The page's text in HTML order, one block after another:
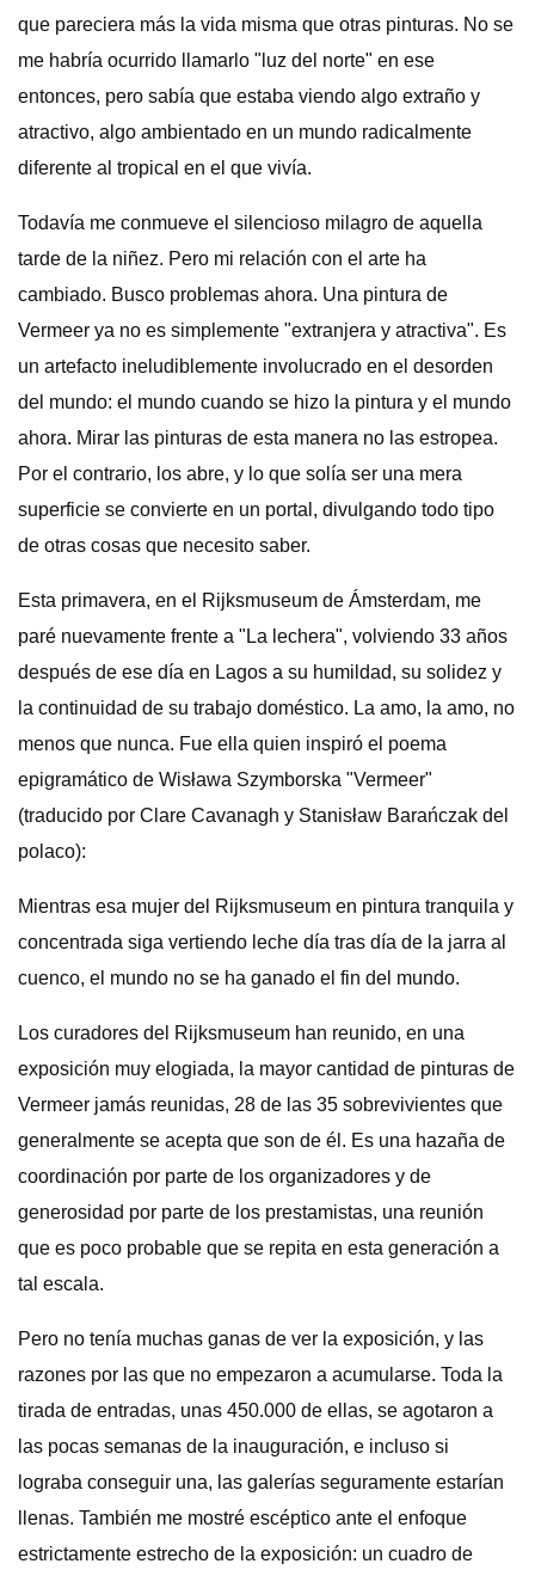
que pareciera más la vida misma que otras pinturas. No se
me habría ocurrido llamarlo "luz del norte" en ese
entonces, pero sabía que estaba viendo algo extraño y
atractivo, algo ambientado en un mundo radicalmente
diferente al tropical en el que vivía.
Todavía me conmueve el silencioso milagro de aquella
tarde de la niñez. Pero mi relación con el arte ha
cambiado. Busco problemas ahora. Una pintura de
Vermeer ya no es simplemente "extranjera y atractiva". Es
un artefacto ineludiblemente involucrado en el desorden
del mundo: el mundo cuando se hizo la pintura y el mundo
ahora. Mirar las pinturas de esta manera no las estropea.
Por el contrario, los abre, y lo que solía ser una mera
superficie se convierte en un portal, divulgando todo tipo
de otras cosas que necesito saber.
Esta primavera, en el Rijksmuseum de Ámsterdam, me
paré nuevamente frente a "La lechera", volviendo 33 años
después de ese día en Lagos a su humildad, su solidez y
la continuidad de su trabajo doméstico. La amo, la amo, no
menos que nunca. Fue ella quien inspiró el poema
epigramático de Wisława Szymborska "Vermeer"
(traducido por Clare Cavanagh y Stanisław Barańczak del
polaco):
Mientras esa mujer del Rijksmuseum en pintura tranquila y
concentrada siga vertiendo leche día tras día de la jarra al
cuenco, el mundo no se ha ganado el fin del mundo.
Los curadores del Rijksmuseum han reunido, en una
exposición muy elogiada, la mayor cantidad de pinturas de
Vermeer jamás reunidas, 28 de las 35 sobrevivientes que
generalmente se acepta que son de él. Es una hazaña de
coordinación por parte de los organizadores y de
generosidad por parte de los prestamistas, una reunión
que es poco probable que se repita en esta generación a
tal escala.
Pero no tenía muchas ganas de ver la exposición, y las
razones por las que no empezaron a acumularse. Toda la
tirada de entradas, unas 450.000 de ellas, se agotaron a
las pocas semanas de la inauguración, e incluso si
lograba conseguir una, las galerías seguramente estarían
llenas. También me mostré escéptico ante el enfoque
estrictamente estrecho de la exposición: un cuadro de